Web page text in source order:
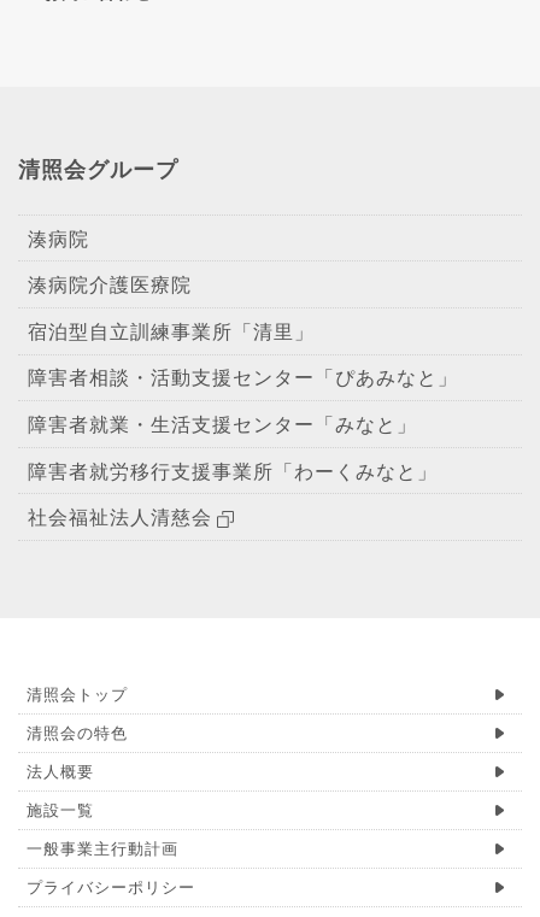
清照会グループ
湊病院
湊病院介護医療院
宿泊型自立訓練事業所「清里」
障害者相談・活動支援センター「ぴあみなと」
障害者就業・生活支援センター「みなと」
障害者就労移行支援事業所「わーくみなと」
社会福祉法人清慈会
清照会トップ
清照会の特色
法人概要
施設一覧
一般事業主行動計画
プライバシーポリシー